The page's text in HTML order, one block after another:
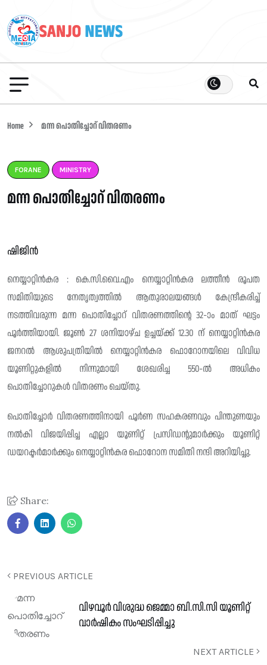
Home മന്ന പൊതിച്ചോറ് വിതരണം
FORANE MINISTRY
മന്ന പൊതിച്ചോറ് വിതരണം
ഷിജിൻ
നെയ്യാറ്റിൻകര : കെ.സി.വൈ.എം നെയ്യാറ്റിൻകര ലത്തീൻ രൂപത
സമിതിയുടെ നേതൃത്വത്തിൽ ആതുരാലയങ്ങൾ കേന്ദ്രീകരിച്ച്
നടത്തിവരുന്ന മന്ന പൊതിച്ചോറ് വിതരണത്തിന്റെ 32-ാം മാത് ഘട്ടം
പൂർത്തിയായി. ജൂൺ 27 ശനിയാഴ്ച ഉച്ചയ്ക്ക് 12.30 ന് നെയ്യാറ്റിൻകര
ജനറൽ ആശുപത്രിയിൽ നെയ്യാറ്റിൻകര ഫൊറോനയിലെ വിവിധ
യൂണിറ്റുകളിൽ നിന്നുമായി ശേഖരിച്ച 550-ൽ അധികം
പൊതിച്ചോറുകൾ വിതരണം ചെയ്തു.
പൊതിച്ചോർ വിതരണത്തിനായി പൂർണ സഹകരണവും പിന്തുണയും
നൽകി വിജയിപ്പിച്ച എല്ലാ യൂണിറ്റ് പ്രസിഡൻ്റുമാർക്കും യൂണിറ്റ്
ഡയറക്ടർമാർക്കും നെയ്യാറ്റിൻകര ഫൊറോന സമിതി നന്ദി അറിയിച്ചു.
Share:
PREVIOUS ARTICLE
വിഴവൂർ വിശുദ്ധ ജെമ്മാ ബി.സി.സി യൂണിറ്റ്
വാർഷികം സംഘടിപ്പിച്ചു
NEXT ARTICLE